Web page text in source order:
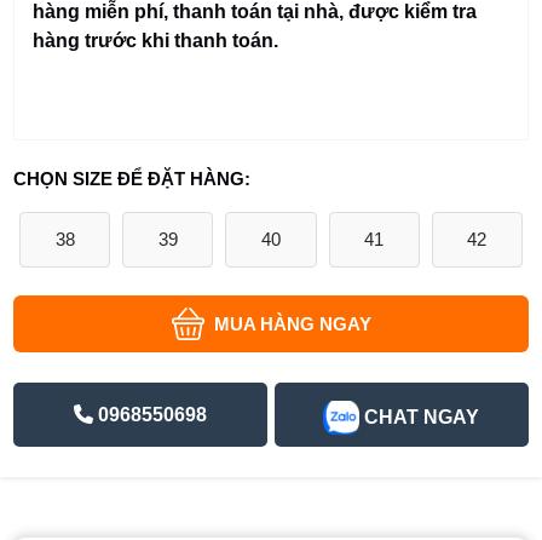
hàng miễn phí, thanh toán tại nhà, được kiểm tra
hàng trước khi thanh toán.
CHỌN SIZE ĐỂ ĐẶT HÀNG:
38 39 40 41 42
MUA HÀNG NGAY
0968550698 CHAT NGAY